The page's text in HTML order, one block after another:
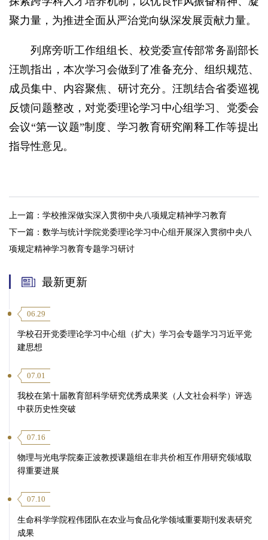
聚力量，为推进全面从严治党向纵深发展贡献力量。
列席旁听工作组组长、校党委宣传部常务副部长
汪凯指出，本次学习会做到了准备充分、组织规范、
成员集中、内容聚焦、研讨充分。汪凯结合省委巡视
反馈问题整改，对党委理论学习中心组学习、党委会
会议“第一议题”制度、学习教育研究阐释工作等提出
指导性意见。
上一篇： 学校推深做实深入贯彻中央八项规定精神学习教育
下一篇： 数学与统计学院党委理论学习中心组开展深入贯彻中央八
项规定精神学习教育专题学习研讨
最新更新
06.29
学校召开党委理论学习中心组（扩大）学习会专题学习习近平党
建思想
07.01
我校在第十届教育部科学研究优秀成果奖（人文社会科学）评选
中获历史性突破
07.16
物理与光电学院秦正波教授课题组在非共价相互作用研究领域取
得重要进展
07.10
生命科学学院程伟团队在农业与食品化学领域重要期刊发表研究
成果